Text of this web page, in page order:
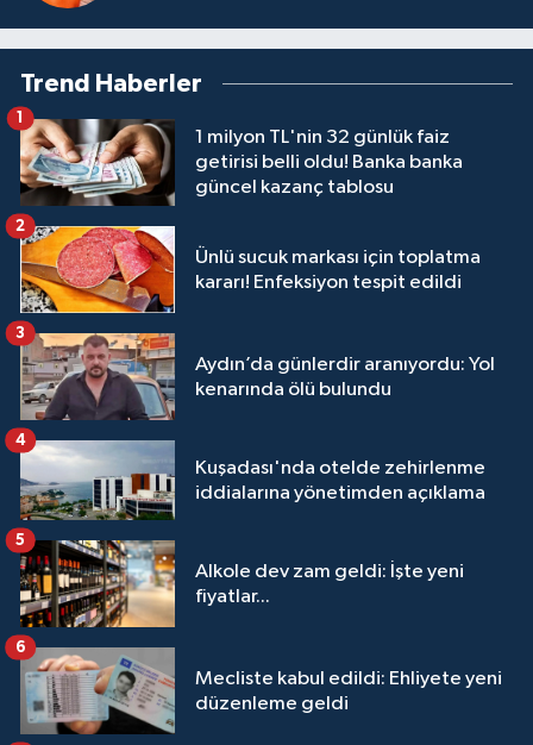
Trend Haberler
1 milyon TL'nin 32 günlük faiz
getirisi belli oldu! Banka banka
güncel kazanç tablosu
1
Ünlü sucuk markası için toplatma
kararı! Enfeksiyon tespit edildi
2
Aydın’da günlerdir aranıyordu: Yol
kenarında ölü bulundu
3
Kuşadası'nda otelde zehirlenme
iddialarına yönetimden açıklama
4
Alkole dev zam geldi: İşte yeni
fiyatlar...
5
Mecliste kabul edildi: Ehliyete yeni
düzenleme geldi
6